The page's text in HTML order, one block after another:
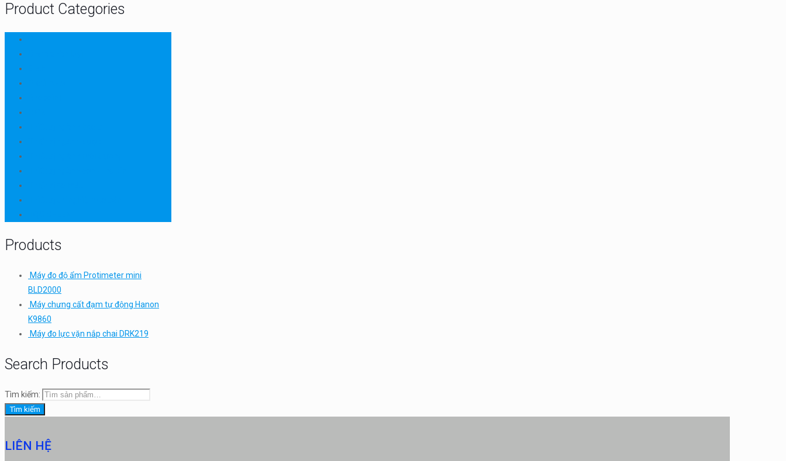
Product Categories
Products
Máy đo độ ẩm Protimeter mini
BLD2000
Máy chưng cất đạm tự động Hanon
K9860
Máy đo lực vặn nắp chai DRK219
Search Products
Tìm kiếm:
Tìm kiếm
LIÊN HỆ